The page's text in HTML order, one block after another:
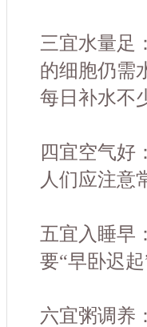
三宜水量足
的细胞仍需
每日补水不
四宜空气好
人们应注意
五宜入睡早
要“早卧迟
六宜粥调养